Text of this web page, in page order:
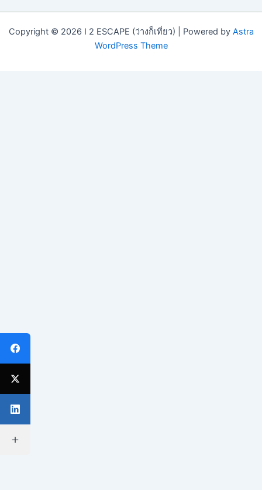
Copyright © 2026 I 2 ESCAPE (ว่างก็เที่ยว) | Powered by Astra
WordPress Theme